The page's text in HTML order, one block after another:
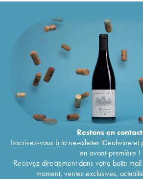
Restons encontact
Inscrivez-vous à la newsletter iDealwine et
en avant-première !
Recevez directement dans votre boîte
moment, ventes exclusives,